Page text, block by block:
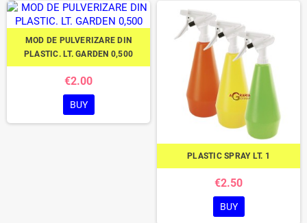
MOD DE PULVERIZARE DIN
PLASTIC. LT. GARDEN 0,500
€2.00
BUY
PLASTIC SPRAY LT. 1
€2.50
BUY